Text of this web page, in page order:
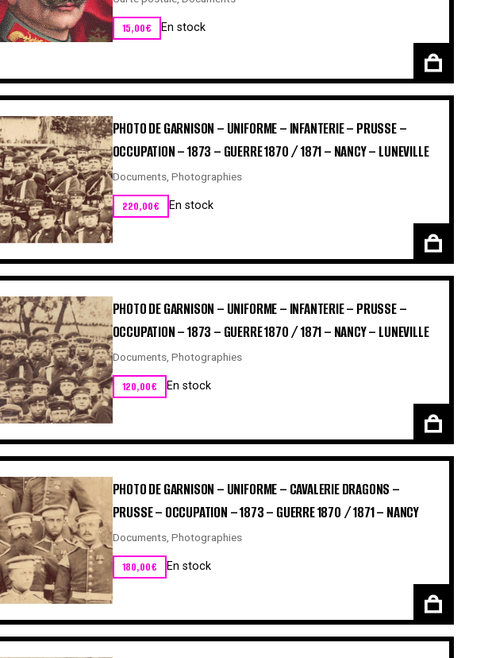
15,00€ En stock
PHOTO DE GARNISON – UNIFORME – INFANTERIE – PRUSSE –
OCCUPATION – 1873 – GUERRE 1870 / 1871 – NANCY – LUNEVILLE
Documents, Photographies
220,00€ En stock
PHOTO DE GARNISON – UNIFORME – INFANTERIE – PRUSSE –
OCCUPATION – 1873 – GUERRE 1870 / 1871 – NANCY – LUNEVILLE
Documents, Photographies
120,00€ En stock
PHOTO DE GARNISON – UNIFORME – CAVALERIE DRAGONS –
PRUSSE – OCCUPATION – 1873 – GUERRE 1870 / 1871 – NANCY
Documents, Photographies
180,00€ En stock